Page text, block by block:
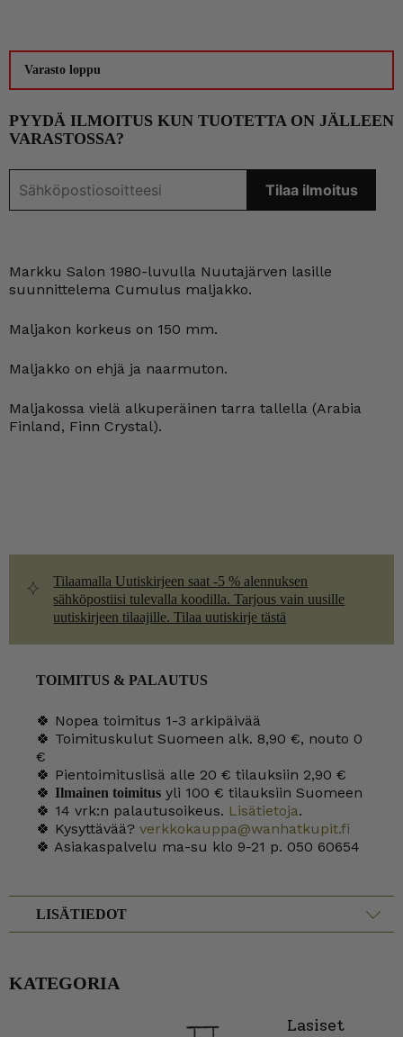
Varasto loppu
PYYDÄ ILMOITUS KUN TUOTETTA ON JÄLLEEN
VARASTOSSA?
Markku Salon 1980-luvulla Nuutajärven lasille
suunnittelema Cumulus maljakko.
Maljakon korkeus on 150 mm.
Maljakko on ehjä ja naarmuton.
Maljakossa vielä alkuperäinen tarra tallella (Arabia
Finland, Finn Crystal).
Tilaamalla Uutiskirjeen saat -5 % alennuksen
sähköpostiisi tulevalla koodilla. Tarjous vain uusille
uutiskirjeen tilaajille. Tilaa uutiskirje tästä
TOIMITUS & PALAUTUS
🍀 Nopea toimitus 1-3 arkipäivää
🍀 Toimituskulut Suomeen alk. 8,90 €, nouto 0
€
🍀 Pientoimituslisä alle 20 € tilauksiin 2,90 €
🍀 Ilmainen toimitus yli 100 € tilauksiin Suomeen
🍀 14 vrk:n palautusoikeus. Lisätietoja.
🍀 Kysyttävää? verkkokauppa@wanhatkupit.fi
🍀 Asiakaspalvelu ma-su klo 9-21 p. 050 60654
LISÄTIEDOT
KATEGORIA
Lasiset